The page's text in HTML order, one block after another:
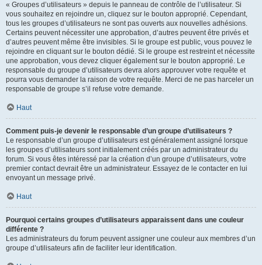
« Groupes d’utilisateurs » depuis le panneau de contrôle de l’utilisateur. Si
vous souhaitez en rejoindre un, cliquez sur le bouton approprié. Cependant,
tous les groupes d’utilisateurs ne sont pas ouverts aux nouvelles adhésions.
Certains peuvent nécessiter une approbation, d’autres peuvent être privés et
d’autres peuvent même être invisibles. Si le groupe est public, vous pouvez le
rejoindre en cliquant sur le bouton dédié. Si le groupe est restreint et nécessite
une approbation, vous devez cliquer également sur le bouton approprié. Le
responsable du groupe d’utilisateurs devra alors approuver votre requête et
pourra vous demander la raison de votre requête. Merci de ne pas harceler un
responsable de groupe s’il refuse votre demande.
Haut
Comment puis-je devenir le responsable d’un groupe d’utilisateurs ?
Le responsable d’un groupe d’utilisateurs est généralement assigné lorsque
les groupes d’utilisateurs sont initialement créés par un administrateur du
forum. Si vous êtes intéressé par la création d’un groupe d’utilisateurs, votre
premier contact devrait être un administrateur. Essayez de le contacter en lui
envoyant un message privé.
Haut
Pourquoi certains groupes d’utilisateurs apparaissent dans une couleur
différente ?
Les administrateurs du forum peuvent assigner une couleur aux membres d’un
groupe d’utilisateurs afin de faciliter leur identification.